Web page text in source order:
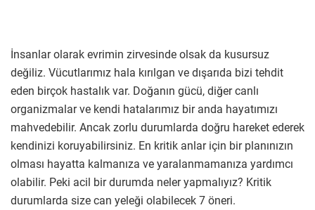
İnsanlar olarak evrimin zirvesinde olsak da kusursuz
değiliz. Vücutlarımız hala kırılgan ve dışarıda bizi tehdit
eden birçok hastalık var. Doğanın gücü, diğer canlı
organizmalar ve kendi hatalarımız bir anda hayatımızı
mahvedebilir. Ancak zorlu durumlarda doğru hareket ederek
kendinizi koruyabilirsiniz. En kritik anlar için bir planınızın
olması hayatta kalmanıza ve yaralanmamanıza yardımcı
olabilir. Peki acil bir durumda neler yapmalıyız? Kritik
durumlarda size can yeleği olabilecek 7 öneri.